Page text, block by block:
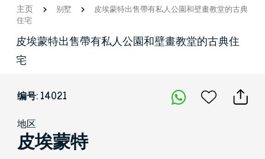
主页 别墅
皮埃蒙特出售帶有私人公園和壁畫教堂的古典
住宅
皮埃蒙特出售帶有私人公園和壁畫教堂的古典住
宅
编号: 14021
地区
皮埃蒙特